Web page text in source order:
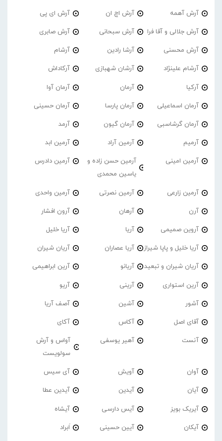
آرش آهمه آرش اچ ان آرش ای پی
آرش جلالی و آقا فرا آرش سبحانی آرش صابری
آرش محسنی آرشا رادین آرشام
آرشام علینژاد آرشان شهبازی آرکاداش
آرکیا آرمان آرمان آوا
آرمان اسماعیلی آرمان پارسا آرمان حسینی
آرمان گرشاسبی آرمان گیون آرمد
آرمیم آرمین آراد آرمین ابد
آرمین امینی
آرمین حسن زاده و
یاسین محمدی
آرمین دادرس
آرمین زارعی آرمین نصرتی آرمین واحدی
آرن آرهان آرون افشار
آروین صمیمی آریا آریا خلیل
آریا خلیل و پاپا شیراز آریا عصاران آریان شیران
آریان شیران و تبعید آریانو آرین ابراهیمی
آرین استواری آرینی آریو
آشور آشین آصف آریا
آقای اصل آکاس آکای
آنست آهیر یوسفی
آواس و آرش
سولویست
آوان آویش آی سیس
آیان آیدین آیدین عطا
آیریک بویز آیس دارسی آیشاه
آیکان آیین حسینی اَبراد